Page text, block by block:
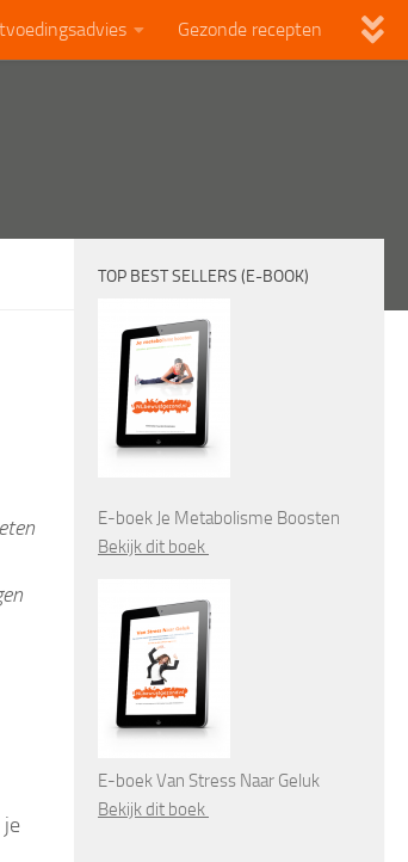
Gezonde recepten
je
TOP BEST SELLERS (E-BOOK)
E-boek Je Metabolisme Boosten
Bekijk dit boek
E-boek Van Stress Naar Geluk
Bekijk dit boek